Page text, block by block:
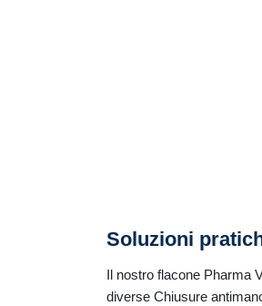
Soluzioni
Il nostro flacone Pharma
diverse Chiusure